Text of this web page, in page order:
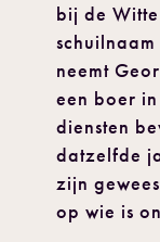
bij de
neemt
een boer
diensten
datzelfde
zijn
op wie is